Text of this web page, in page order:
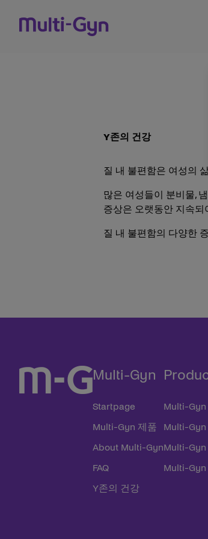
Y존의 건강
질 내 불편함은 여성의
많은 여성들이 분비물,
증상은 오랫동안 지속
질 내 불편함의 다양한
Multi-Gyn
Startpage
Multi-Gyn 제품
About Multi-Gyn
FAQ
Y존의 건강
Multi-Gyn
Multi-Gyn
Multi-Gyn
Multi-Gyn